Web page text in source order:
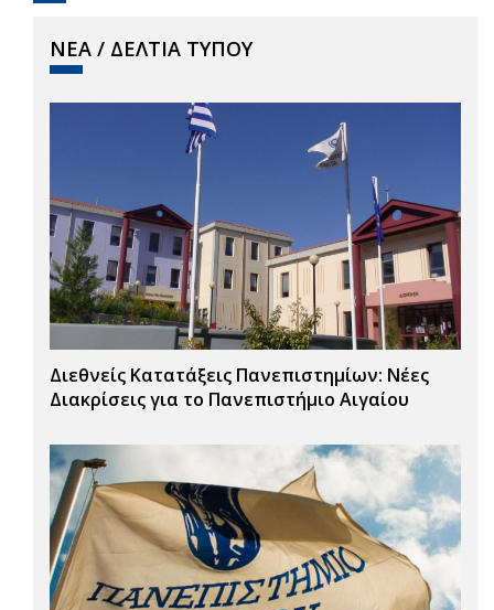
ΝΕΑ / ΔΕΛΤΙΑ ΤΥΠΟΥ
Διεθνείς Κατατάξεις Πανεπιστημίων: Νέες
Διακρίσεις για το Πανεπιστήμιο Αιγαίου